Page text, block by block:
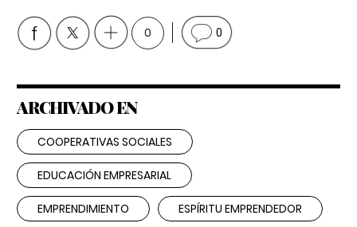
0 0
ARCHIVADO EN
COOPERATIVAS SOCIALES
EDUCACIÓN EMPRESARIAL
EMPRENDIMIENTO ESPÍRITU EMPRENDEDOR